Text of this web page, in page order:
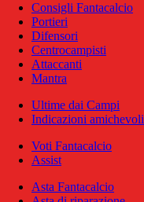
Consigli Fantacalcio
Portieri
Difensori
Centrocampisti
Attaccanti
Mantra
Ultime dai Campi
Indicazioni amichevoli
Voti Fantacalcio
Assist
Asta Fantacalcio